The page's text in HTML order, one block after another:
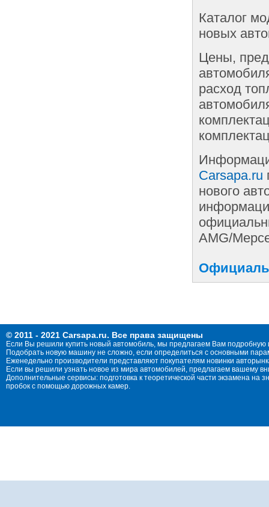
Каталог
новых
Цены,
расход
Carsapa.ru
нового
AMG/
© 2011 - 2021 Carsapa.ru. Все права защищены
Если Вы решили купить новый автомобиль, мы предлагаем Вам
Подобрать новую машину не сложно, если определиться с основными
Еженедельно производители представляют покупателям новинки
Если вы решили узнать новое из мира автомобилей, предлагаем вашему
Дополнительные сервисы: подготовка к теоретической части экзамена
пробок с помощью дорожных камер.